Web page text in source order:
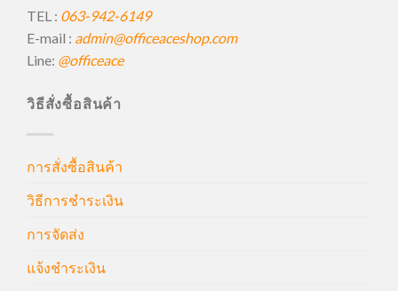
TEL : 063-942-6149
E-mail : admin@officeaceshop.com
Line: @officeace
วิธีสั่งซื้อสินค้า
การสั่งซื้อสินค้า
วิธีการชำระเงิน
การจัดส่ง
แจ้งชำระเงิน